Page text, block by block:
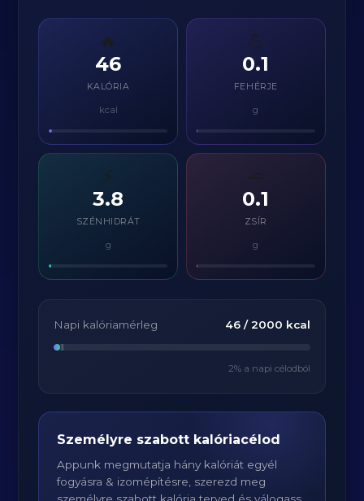
🔥
46
KALÓRIA
kcal
💪
0.1
FEHÉRJE
g
⚡
3.8
SZÉNHIDRÁT
g
0.1
ZSÍR
g
Napi kalóriamérleg 46/ 2000 kcal
2% a napi célodból
Személyre szabott kalóriacélod
Appunk megmutatja hány kalóriát egyél
fogyásra & izomépítésre, szerezd meg